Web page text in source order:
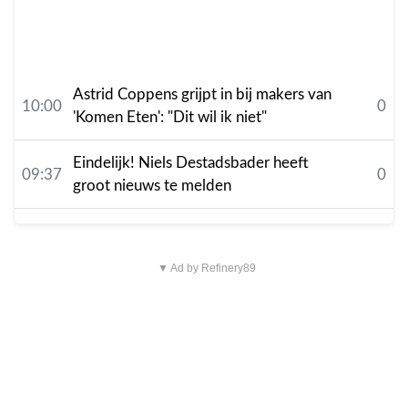
10:00
Astrid Coppens grijpt in bij makers van
'Komen Eten': "Dit wil ik niet"
0
09:37
Eindelijk! Niels Destadsbader heeft
groot nieuws te melden
0
▼ Ad by Refinery89